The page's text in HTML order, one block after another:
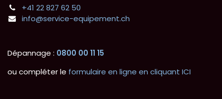
+41 22 827 62 50
info@service-equipement.ch
Dépannage : 0800 00 11 15
ou compléter le formulaire en ligne en cliquant ICI